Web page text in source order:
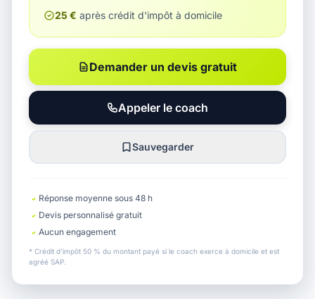
25 € après crédit d'impôt à domicile
Demander un devis gratuit
Appeler le coach
Sauvegarder
Réponse moyenne sous 48 h
Devis personnalisé gratuit
Aucun engagement
* Crédit d'impôt 50 % du montant payé si le coach exerce à domicile et est
agréé SAP.